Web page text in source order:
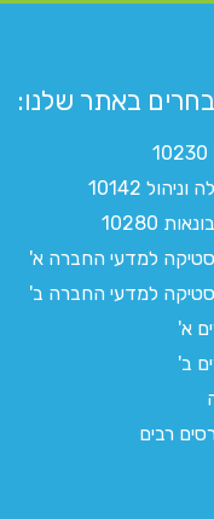
באתר שלנו:​
10142
10280
למדעי החברה א'
למדעי החברה ב'
א'
ב'
רבים